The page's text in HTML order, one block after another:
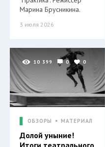
Марина Брусникина.
3 июля 2026
10 399 0 0
ОБЗОРЫ МАТЕРИАЛ
Долой уныние!
Итоги театрального